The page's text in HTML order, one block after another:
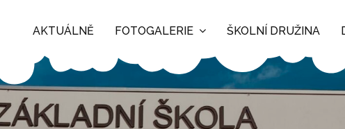
AKTUÁLNĚ FOTOGALERIE ŠKOLNÍ DRUŽINA